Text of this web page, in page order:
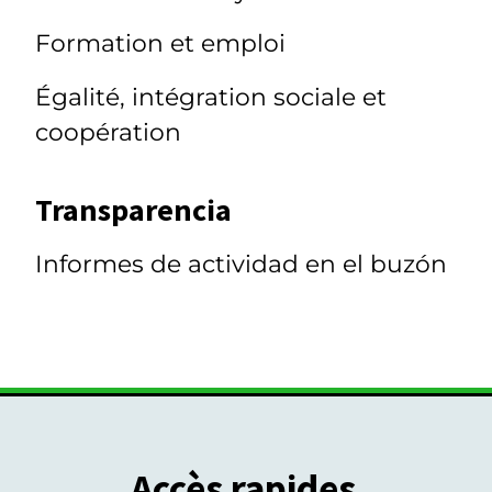
Formation et emploi
Égalité, intégration sociale et
coopération
Transparencia
Informes de actividad en el buzón